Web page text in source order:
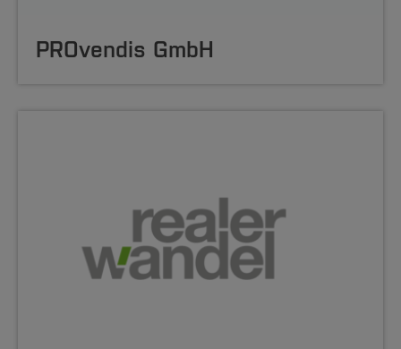
PROvendis GmbH